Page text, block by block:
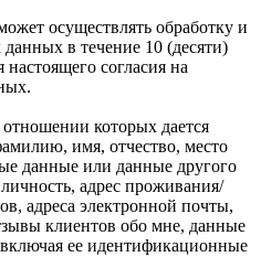
осуществлять обработку и
в течение 10 (десяти)
согласия на
которых дается
имя, отчество, место
данные или данные другого
адрес проживания/
адреса электронной почты,
клиентов обо мне, данные
ее идентификационные